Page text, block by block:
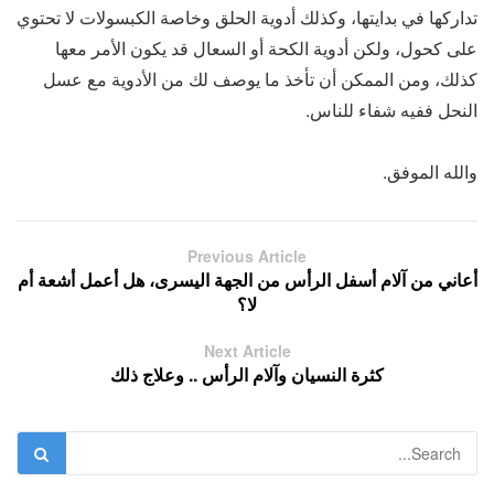
تداركها في بدايتها، وكذلك أدوية الحلق وخاصة الكبسولات لا تحتوي
على كحول، ولكن أدوية الكحة أو السعال قد يكون الأمر معها
كذلك، ومن الممكن أن تأخذ ما يوصف لك من الأدوية مع عسل
النحل ففيه شفاء للناس.
والله الموفق.
Previous Article
أعاني من آلام أسفل الرأس من الجهة اليسرى، هل أعمل أشعة أم
لا؟
Next Article
كثرة النسيان وآلام الرأس .. وعلاج ذلك